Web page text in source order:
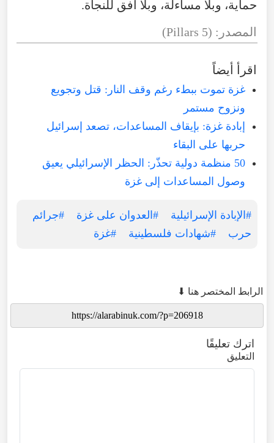
حماية، وبلا مساءلة، وبلا أفق للنجاة.
المصدر: (5 Pillars)
اقرأ أيضاً
غزة تموت ببطء رغم وقف النار: قتل وتجويع
ونزوح مستمر
إبادة غزة: بإيقاف المساعدات، تصعد إسرائيل
حربها على البقاء
50 منظمة دولية تحذّر: الحظر الإسرائيلي يعيق
وصول المساعدات إلى غزة
#الإبادة الإسرائيلية #العدوان على غزة
#جرائم
حرب
#شهادات فلسطينية #غزة
الرابط المختصر هنا ⬇
اترك تعليقًا
التعليق